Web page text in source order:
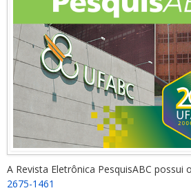
A Revista Eletrônica PesquisABC possui
2675-1461